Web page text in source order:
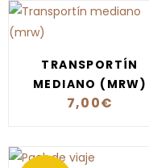
TRANSPORTÍN
MEDIANO (MRW)
7,00€